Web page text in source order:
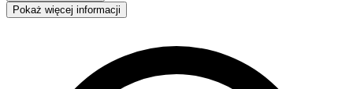
Pokaż więcej informacji